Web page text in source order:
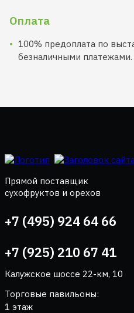
Оплата
100% предоплата по
безналичными платежами.
Прямой поставщик
сухофруктов и орехов
+7 (495) 924 64 66
+7 (925) 210 67 41
Калужское шоссе 22-км, 10
Торговые павильоны:
1 этаж